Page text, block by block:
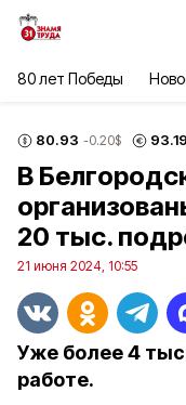
80 лет Победы
80.93 -0.20$ 93.19
В
20 тыс.
21 июня 2024, 10:55
Уже более 4
работе.